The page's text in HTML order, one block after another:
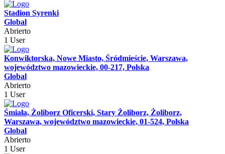
Stadion Syrenki
Global
Abrierto
1 User
Konwiktorska, Nowe Miasto, Śródmieście, Warszawa,
województwo mazowieckie, 00-217, Polska
Global
Abrierto
1 User
Śmiała, Żoliborz Oficerski, Stary Żoliborz, Żoliborz,
Warszawa, województwo mazowieckie, 01-524, Polska
Global
Abrierto
1 User